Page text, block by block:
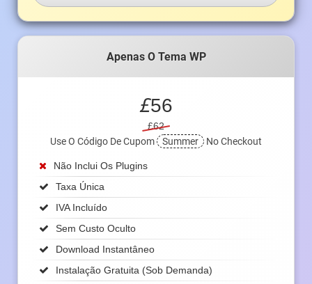
Apenas O Tema WP
£56
£62
Use O Código De Cupom
Summer No Checkout
Não Inclui Os Plugins
Taxa Única
IVA Incluído
Sem Custo Oculto
Download Instantâneo
Instalação Gratuita (sob Demanda)